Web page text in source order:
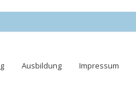
Ausbildung Impressum